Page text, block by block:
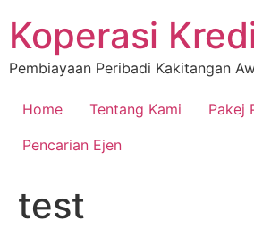
Koperasi
Pembiayaan Peribadi Kakitangan
Home Tentang Kami
Pakej
Pencarian Ejen
test